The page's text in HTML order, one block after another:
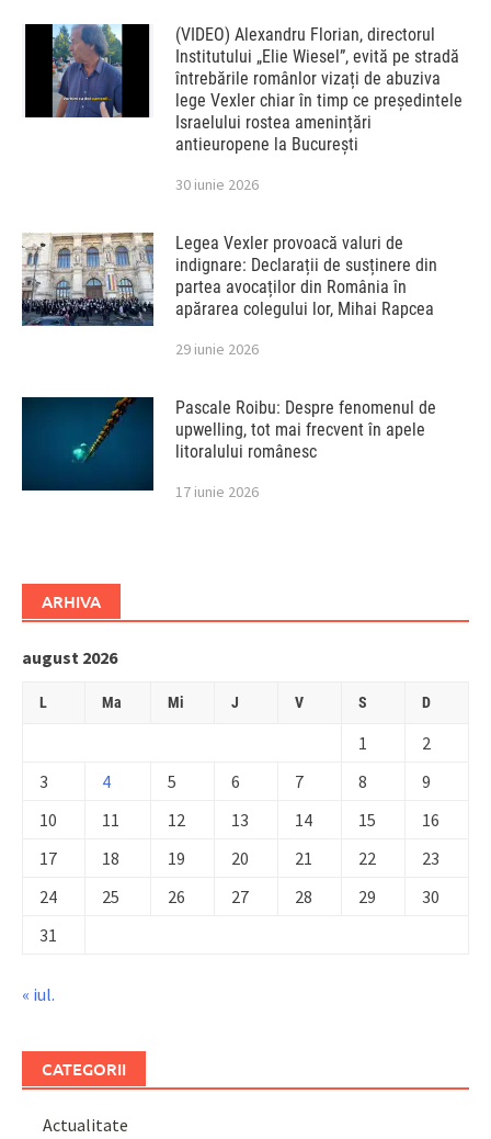
(VIDEO) Alexandru Florian, directorul
Institutului „Elie Wiesel”, evită pe stradă
întrebările românlor vizați de abuziva
lege Vexler chiar în timp ce președintele
Israelului rostea amenințări
antieuropene la București
30 iunie 2026
Legea Vexler provoacă valuri de
indignare: Declarații de susținere din
partea avocaților din România în
apărarea colegului lor, Mihai Rapcea
29 iunie 2026
Pascale Roibu: Despre fenomenul de
upwelling, tot mai frecvent în apele
litoralului românesc
17 iunie 2026
ARHIVA
august 2026
L Ma Mi J V S D
1
2
3
4 5 6 7 8
9
10
11 12 13 14 15
16
17
18 19 20 21 22
23
24
25 26 27 28 29
30
31
« iul.
CATEGORII
Actualitate